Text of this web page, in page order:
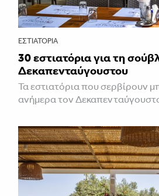
ΕΣΤΙΑΤΌΡΙΑ
30 εστιατόρια για τη
Δεκαπενταύγουστου
Τα εστιατόρια που σερβίρουν
ανήμερα τον